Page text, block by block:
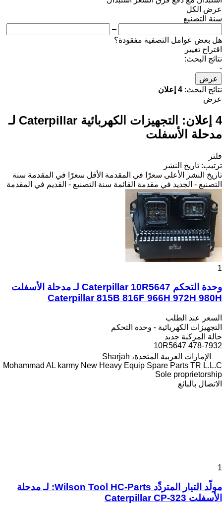
عرض الكل
سنة التصنيع
–
هل بعض عوامل التصفية مفقودة؟
اقتراح تغيير
نتائج البحث:
-
عرض
نتائج البحث: 4 إعلان
عرض
4 إعلان:
التجهيزات الكهربائية Caterpillar لـ
مدحلة الأسفلت
فلتر
ترتيب: تاريخ النشر
تاريخ النشر
الأعلى سعرًا في المقدمة الأقل سعرًا في المقدمة سنة
التصنيع - الجديد في مقدمة القائمة سنة التصنيع - القديم في المقدمة
1
وحدة التحكم Caterpillar 10R5647 لـ مدحلة الأسفلت
Caterpillar 815B 816F 966H 972H 980H
السعر عند الطلب
التجهيزات الكهربائية - وحدة التحكم
حالة المركبة جديد
10R5647 478-7932
الإمارات العربية المتحدة، Sharjah
Mohammad AL karmy New Heavy Equip Spare Parts TR L.L.C
Sole proprietorship
الاتصال بالبائع
1
مولّد التيار المتردِّد Wilson Tool HC-Parts: لـ مدحلة
الأسفلت Caterpillar CP-323